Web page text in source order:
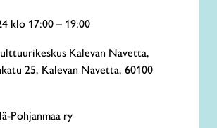
klo 17:00 – 19:00
Kalevan Navetta,
25, Kalevan Navetta, 60100
Pohjanmaa ry